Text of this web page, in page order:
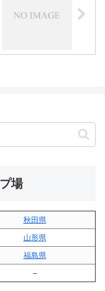
場
秋田県
山形県
福島県
–